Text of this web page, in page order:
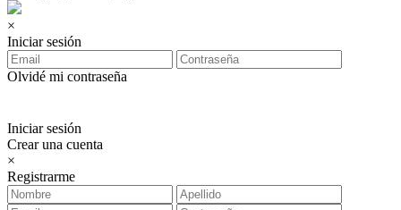
×
Iniciar sesión
Olvidé mi contraseña
Iniciar sesión
Crear una cuenta
×
Registrarme